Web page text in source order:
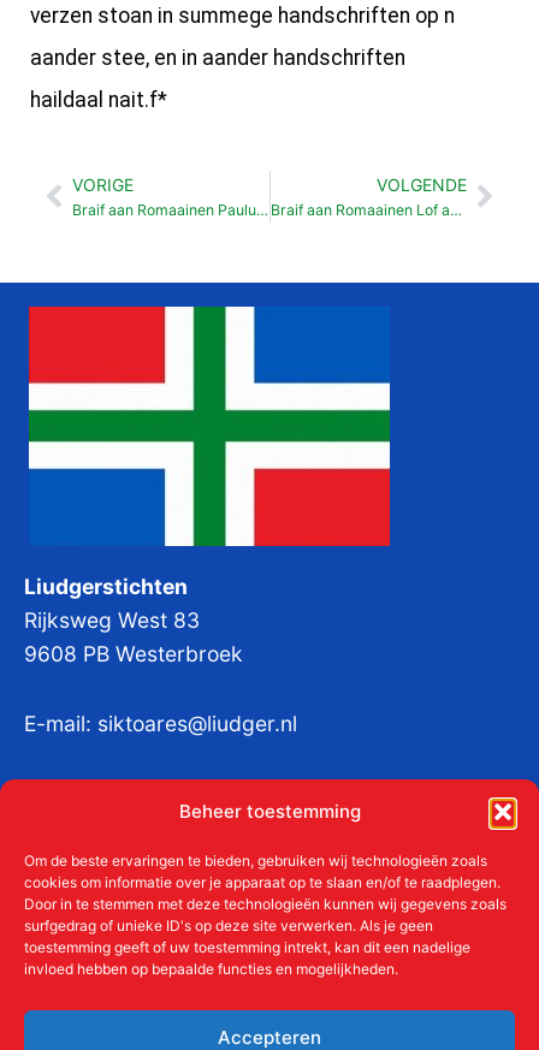
Beheer toestemming
Om de beste ervaringen te bieden, gebruiken wij technologieën zoals
cookies om informatie over je apparaat op te slaan en/of te raadplegen.
Door in te stemmen met deze technologieën kunnen wij gegevens zoals
surfgedrag of unieke ID's op deze site verwerken. Als je geen
toestemming geeft of uw toestemming intrekt, kan dit een nadelige
invloed hebben op bepaalde functies en mogelijkheden.
Accepteren
verzen stoan in summege handschriften op n
aander stee, en in aander handschriften
haildaal nait.f*
Vorige
VORIGE
Braif aan Romaainen Paulus zien plan om noar Rome te raaizen (15:22-33)
VOLGENDE
Braif aan Romaainen Lof aan God (16:25-27)
Liudgerstichten
Rijksweg West 83
9608 PB Westerbroek
E-mail: siktoares@liudger.nl
KvKnr:41011712
Meer over de Liudgerstichten
Aanmelden als donateur